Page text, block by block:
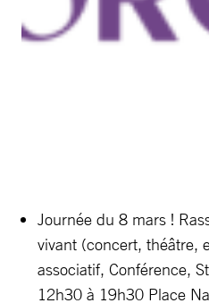
Journée du 8 mars !
vivant (concert, théâtre,
associatif, Conférence,
12h30 à 19h30 Place